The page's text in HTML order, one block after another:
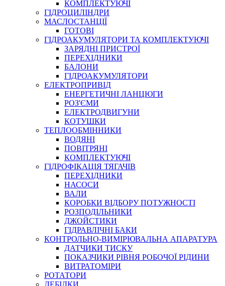
СПЕЦІАЛЬНІ
ГЕРМЕТИКИ
КЛЕЇ, ЦЕМЕНТИ, ЕПОКСИДКИ
РЕМОНТ ГІДРОЦИЛІНДРІВ
БОРЕКС, ЕО
КОМПЛЕКТУЮЧІ
ГІДРОЦИЛІНДРИ
МАСЛОСТАНЦІЇ
ГОТОВІ
ГІДРОАКУМУЛЯТОРИ ТА КОМПЛЕКТУЮЧІ
ЗАРЯДНІ ПРИСТРОЇ
ПЕРЕХІДНИКИ
БАЛОНИ
ГІДРОАКУМУЛЯТОРИ
ЕЛЕКТРОПРИВІД
ЕНЕРГЕТИЧНІ ЛАНЦЮГИ
РОЗ'ЄМИ
ЕЛЕКТРОДВИГУНИ
КОТУШКИ
ТЕПЛООБМІННИКИ
ВОДЯНІ
ПОВІТРЯНІ
КОМПЛЕКТУЮЧІ
ГІДРОФІКАЦІЯ ТЯГАЧІВ
ПЕРЕХІДНИКИ
НАСОСИ
ВАЛИ
КОРОБКИ ВІДБОРУ ПОТУЖНОСТІ
РОЗПОДІЛЬНИКИ
ДЖОЙСТИКИ
ГІДРАВЛІЧНІ БАКИ
КОНТРОЛЬНО-ВИМІРЮВАЛЬНА АПАРАТУРА
ДАТЧИКИ ТИСКУ
ПОКАЗЧИКИ РІВНЯ РОБОЧОЇ РІДИНИ
ВИТРАТОМІРИ
РОТАТОРИ
ЛЕБІДКИ